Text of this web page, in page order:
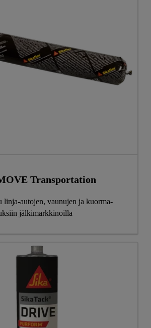
Transportation
linja-autojen, vaunujen ja kuorma-
jälkimarkkinoilla